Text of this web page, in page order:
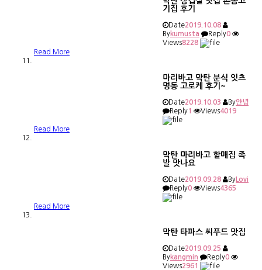
기집 후기
Date2019.10.08
Bykumusta Reply0
Views8228
Read More
마리바고 막탄 분식 잇츠
명동 고로케 후기~
Date2019.10.03 By안녕
Reply1 Views4019
Read More
막탄 마리바고 할매집 족
발 맛나요
Date2019.09.28 ByLovi
Reply0 Views4365
Read More
막탄 타파스 씨푸드 맛집
Date2019.09.25
Bykangmin Reply0
Views2961